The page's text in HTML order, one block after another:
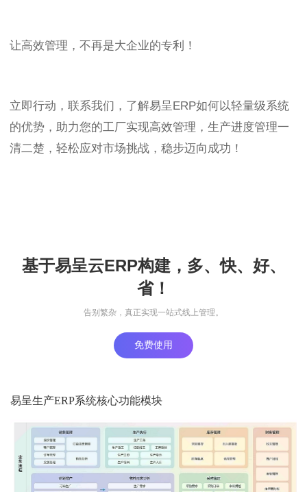
让高效管理，不再是大企业的专利！
立即行动，联系我们，了解易呈ERP如何以轻量级系统
的优势，助力您的工厂实现高效管理，生产进度管理一
清二楚，轻松应对市场挑战，稳步迈向成功！
基于易呈云ERP构建，多、快、好、
省！
告别繁杂，真正实现一站式线上管理。
免费使用
易呈生产ERP系统核心功能模块